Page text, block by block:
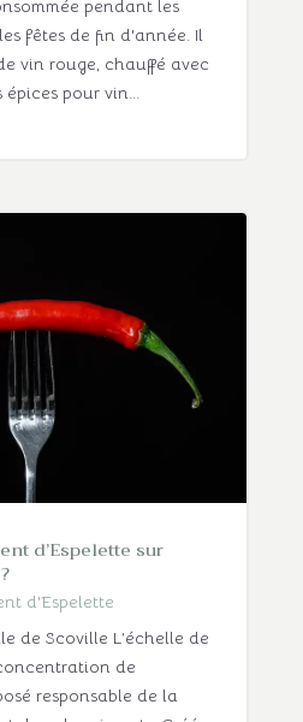
pendant les
fêtes de fin d'année. Il
vin rouge, chauffé avec
épices pour vin...
d’Espelette sur
d'Espelette
de Scoville L’échelle de
de
responsable de la